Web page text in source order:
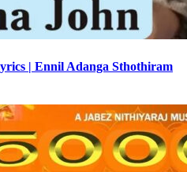
| Ennil Adanga Sthothiram